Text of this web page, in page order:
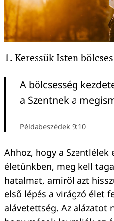
1. Keressük Isten
A bölcsesség
a Szentnek a
Példabeszédek 9:10
Ahhoz, hogy a Szentlélek
életünkben, meg kell
hatalmat, amiről azt
első lépés a virágzó élet
alávetettség. Az alázatot